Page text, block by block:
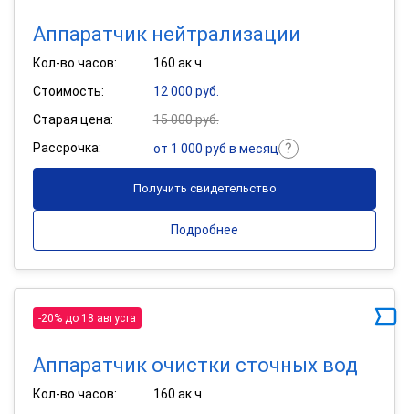
Аппаратчик нейтрализации
Кол-во часов:
160 ак.ч
Стоимость:
12 000 руб.
Старая цена:
15 000 руб.
Рассрочка:
от 1 000 руб в месяц
Получить свидетельство
Подробнее
-20% до 18 августа
Аппаратчик очистки сточных вод
Кол-во часов:
160 ак.ч